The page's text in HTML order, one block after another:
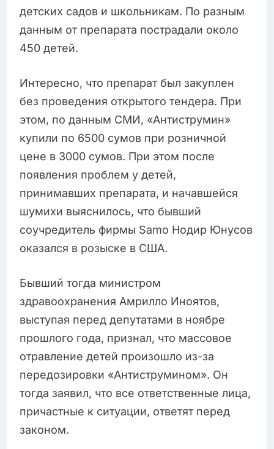
детских садов и школьникам. По разным
данным от препарата пострадали около
450 детей.
Интересно, что препарат был закуплен
без проведения открытого тендера. При
этом, по данным СМИ, «Антиструмин»
купили по 6500 сумов при розничной
цене в 3000 сумов. При этом после
появления проблем у детей,
принимавших препарата, и начавшейся
шумихи выяснилось, что бывший
соучредитель фирмы Samo Нодир Юнусов
оказался в розыске в США.
Бывший тогда министром
здравоохранения Амрилло Иноятов,
выступая перед депутатами в ноябре
прошлого года, признал, что массовое
отравление детей произошло из-за
передозировки «Антиструмином». Он
тогда заявил, что все ответственные лица,
причастные к ситуации, ответят перед
законом.